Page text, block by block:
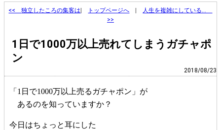
<<独立したころの集客は トップページへ
人生を複雑にしている…
>>
1日で1000万以上売れてしまうガチャポ
ン
2018/08/23
「1日で1000万以上売るガチャポン」が
あるのを知っていますか？
今日はちょっと耳にした